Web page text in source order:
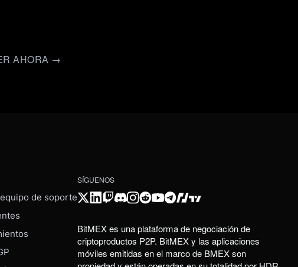
AHORA →
de soporte
SÍGUENOS
BitMEX es una plataforma de negociación de
criptoproductos P2P. BitMEX y las aplicaciones
móviles emitidas en el marco de BMEX son